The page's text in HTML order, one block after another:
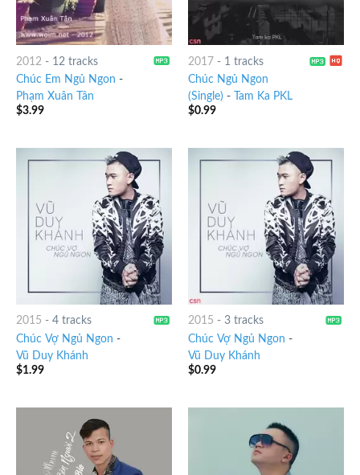
2012 - 12 tracks
Chúc Em Ngủ Ngon -
Phạm Xuân Tân
$3.99
2017- 1 tracks
Chúc Ngủ Ngon
(Single) -
Tam Ka PKL
$0.99
2015 - 4 tracks
Chúc Vợ Ngủ Ngon -
Vũ Duy Khánh
$1.99
2015 - 3 tracks
Chúc Vợ Ngủ Ngon -
Vũ Duy Khánh
$0.99